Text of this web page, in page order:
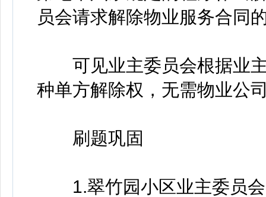
员会请求解除物业服务合同
可见业主委员会根据业主
种单方解除权，无需物业公
刷题巩固
1.翠竹园小区业主委员会